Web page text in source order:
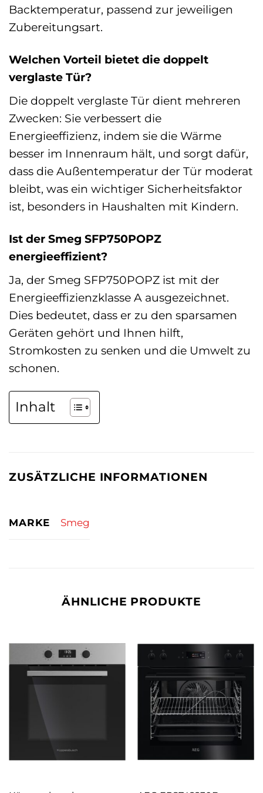
Backtemperatur, passend zur jeweiligen
Zubereitungsart.
Welchen Vorteil bietet die doppelt
verglaste Tür?
Die doppelt verglaste Tür dient mehreren
Zwecken: Sie verbessert die
Energieeffizienz, indem sie die Wärme
besser im Innenraum hält, und sorgt dafür,
dass die Außentemperatur der Tür moderat
bleibt, was ein wichtiger Sicherheitsfaktor
ist, besonders in Haushalten mit Kindern.
Ist der Smeg SFP750POPZ
energieeffizient?
Ja, der Smeg SFP750POPZ ist mit der
Energieeffizienzklasse A ausgezeichnet.
Dies bedeutet, dass er zu den sparsamen
Geräten gehört und Ihnen hilft,
Stromkosten zu senken und die Umwelt zu
schonen.
Inhalt
ZUSÄTZLICHE INFORMATIONEN
MARKE Smeg
ÄHNLICHE PRODUKTE